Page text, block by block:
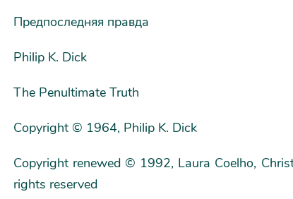
Предпоследняя правда
Philip K. Dick
The Penultimate Truth
Copyright © 1964, Philip K. Dick
Copyright renewed © 1992, Laura Coelho,
rights reserved